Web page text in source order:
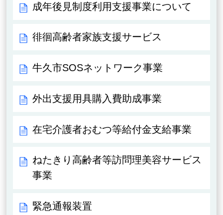
成年後見制度利用支援事業について
徘徊高齢者家族支援サービス
牛久市SOSネットワーク事業
外出支援用具購入費助成事業
在宅介護者おむつ等給付金支給事業
ねたきり高齢者等訪問理美容サービス
事業
緊急通報装置